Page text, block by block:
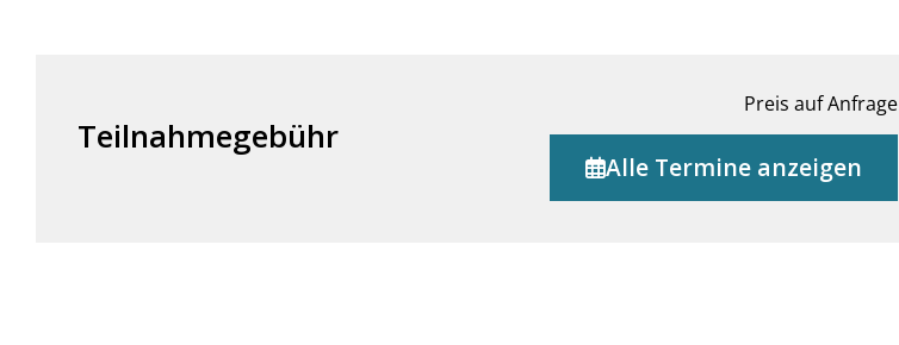
Teilnahmegebühr
Preis auf Anfrage
Alle Termine anzeigen